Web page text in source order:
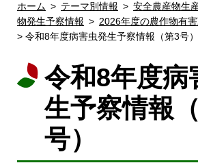
ホーム > テーマ別情報 > 安全農産物生
物発生予察情報 > 2026年度の農作物有
> 令和8年度病害虫発生予察情報（第3号）
令和8年度病
生予察情報
号）